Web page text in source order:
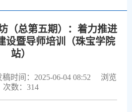
（总第五期）：着力推进
设暨导师培训（珠宝学院
站）
稿时间：2025-06-04 08:52
浏览
次数： 314